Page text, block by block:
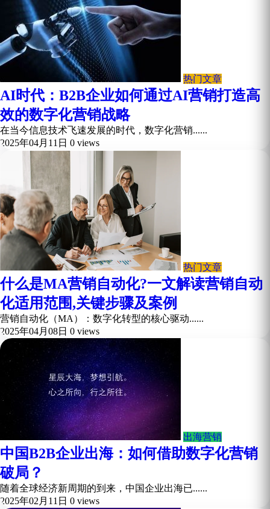
热门文章
AI时代：B2B企业如何通过AI营销打造高
效的数字化营销战略
在当今信息技术飞速发展的时代，数字化营销......
2025年04月11日 0 views
热门文章
什么是MA营销自动化?一文解读营销自动
化适用范围,关键步骤及案例
营销自动化（MA）：数字化转型的核心驱动......
2025年04月08日 0 views
出海营销
中国B2B企业出海：如何借助数字化营销
破局？
随着全球经济新周期的到来，中国企业出海已......
2025年02月11日 0 views